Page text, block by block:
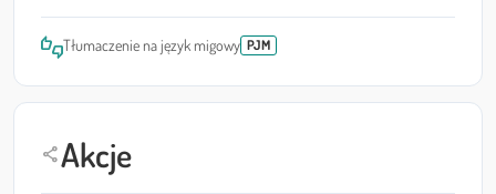
thumbs_up_downTłumaczenie na język migowy PJM
shareAkcje